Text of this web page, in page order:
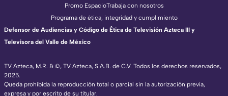
TV Azteca, M.R. & ©, TV Azteca, S.A.B. de C.V. Todos los derechos reservados,
2025.
Queda prohibida la reproducción total o parcial sin la autorización previa,
expresa y por escrito de su titular.
Promo EspacioTrabaja con nosotros
Programa de ética, integridad y cumplimiento
Defensor de Audiencias y Código de Ética de Televisión Azteca III y
Televisora del Valle de México